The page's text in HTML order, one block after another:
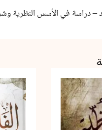
– دراسة في الأسس النظرية